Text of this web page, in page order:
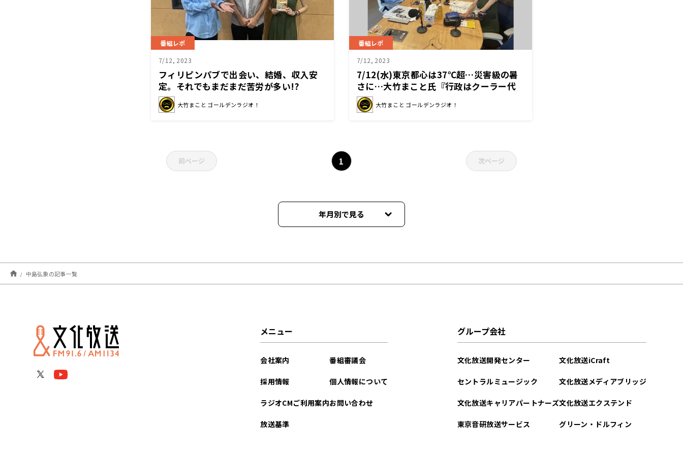
番組レポ
7/12, 2023
フィリピンパブで出会い、結婚、収入安
定。それでもまだまだ苦労が多い!?
大竹まこと ゴールデンラジオ！
番組レポ
7/12, 2023
7/12(水)東京都心は37℃超…災害級の暑
さに…大竹まこと氏『行政はクーラー代
を出してよ！！』
大竹まこと ゴールデンラジオ！
前ページ 1 次ページ
年月別で見る
中島弘象の記事一覧
メニュー
会社案内
採用情報
ラジオCMご利用案内
放送基準
番組審議会
個人情報について
お問い合わせ
グループ会社
文化放送開発センター
セントラルミュージック
文化放送キャリアパートナーズ
東京音研放送サービス
文化放送iCraft
文化放送メディアブリッジ
文化放送エクステンド
グリーン・ドルフィン